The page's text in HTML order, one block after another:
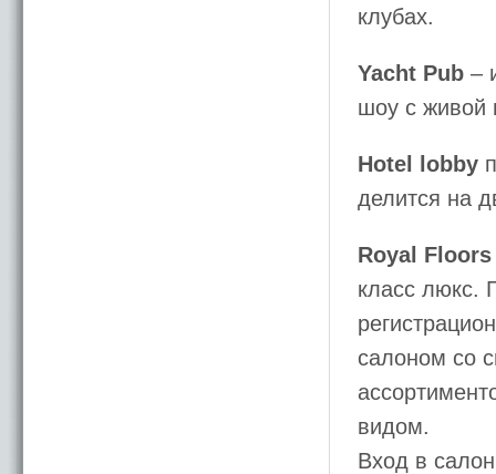
клубах.
Yacht Pub –
шоу с живой
Hotel lobby
делится на
Royal Floors
класс люкс.
салоном со
видом.
Вход в